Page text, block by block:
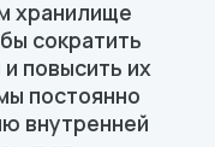
хранилище
сократить
повысить их
постоянно
внутренней